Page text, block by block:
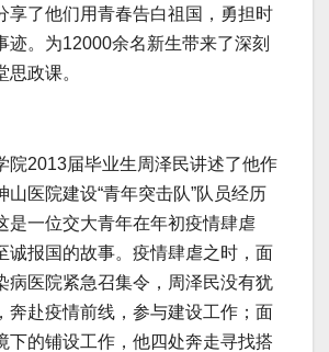
享了他们用青春告白祖国，勇担时
迹。为12000余名新生带来了深刻
政课。
2013届毕业生周泽民讲述了他作
山医院建设“青年突击队”队员经历
是一位交大青年在年初疫情肆虐
诚报国的故事。疫情肆虐之时，面
病医院紧急召集令，周泽民没有犹
奔赴疫情前线，参与建设工作；面
下的铺设工作，他四处奔走寻找搭